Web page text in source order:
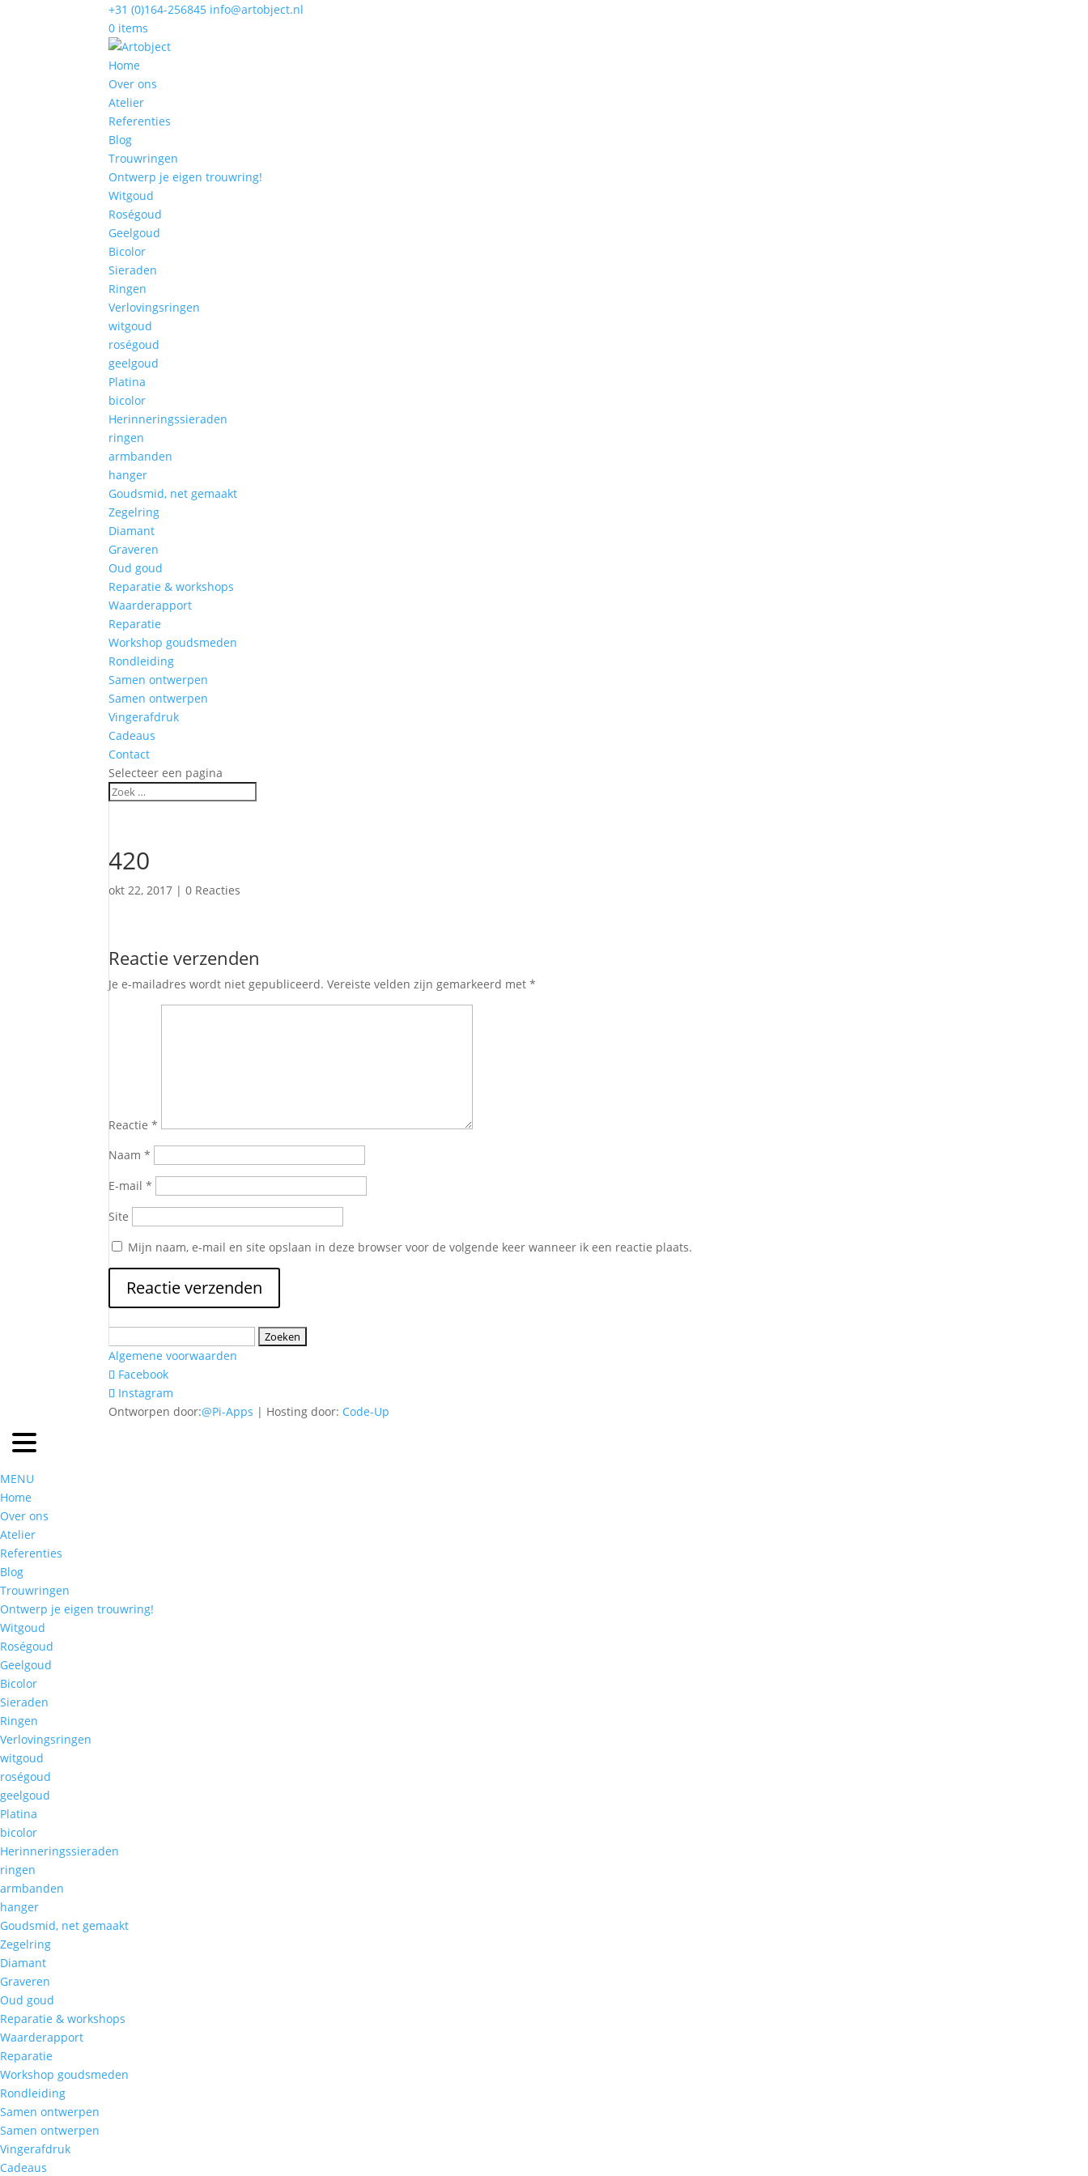
+31 (0)164-256845 info@artobject.nl
0 items
Home
Over ons
Atelier
Referenties
Blog
Trouwringen
Ontwerp je eigen trouwring!
Witgoud
Roségoud
Geelgoud
Bicolor
Sieraden
Ringen
Verlovingsringen
witgoud
roségoud
geelgoud
Platina
bicolor
Herinneringssieraden
ringen
armbanden
hanger
Goudsmid, net gemaakt
Zegelring
Diamant
Graveren
Oud goud
Reparatie & workshops
Waarderapport
Reparatie
Workshop goudsmeden
Rondleiding
Samen ontwerpen
Samen ontwerpen
Vingerafdruk
Cadeaus
Contact
Selecteer een pagina
420
okt 22, 2017 |0 Reacties
Reactie verzenden
Je e-mailadres wordt niet gepubliceerd. Vereiste velden zijn gemarkeerd met*
Reactie*
Naam*
E-mail*
Site
Mijn naam, e-mail en site opslaan in deze browser voor de volgende keer wanneer ik een reactie plaats.
naar:
Algemene voorwaarden
Facebook
Instagram
Ontworpen door:@Pi-Apps | Hosting door: Code-Up
MENU
Home
Over ons
Atelier
Referenties
Blog
Trouwringen
Ontwerp je eigen trouwring!
Witgoud
Roségoud
Geelgoud
Bicolor
Sieraden
Ringen
Verlovingsringen
witgoud
roségoud
geelgoud
Platina
bicolor
Herinneringssieraden
ringen
armbanden
hanger
Goudsmid, net gemaakt
Zegelring
Diamant
Graveren
Oud goud
Reparatie & workshops
Waarderapport
Reparatie
Workshop goudsmeden
Rondleiding
Samen ontwerpen
Samen ontwerpen
Vingerafdruk
Cadeaus